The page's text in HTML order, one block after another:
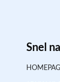
Snel